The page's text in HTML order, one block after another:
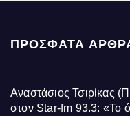
ΠΡΌΣΦΑΤΑ
Αναστάσιος Τσιρίκας
στον Star-fm 93.3: «Το